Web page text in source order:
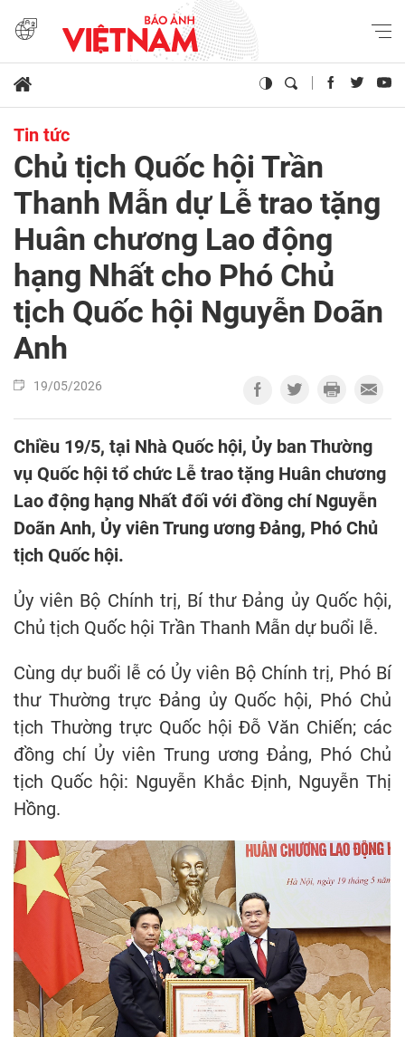
Tin tức
Chủ tịch Quốc hội Trần
Thanh Mẫn dự Lễ trao tặng
Huân chương Lao động
hạng Nhất cho Phó Chủ
tịch Quốc hội Nguyễn Doãn
Anh
19/05/2026
Chiều 19/5, tại Nhà Quốc hội, Ủy ban Thường
vụ Quốc hội tổ chức Lễ trao tặng Huân chương
Lao động hạng Nhất đối với đồng chí Nguyễn
Doãn Anh, Ủy viên Trung ương Đảng, Phó Chủ
tịch Quốc hội.
Ủy viên Bộ Chính trị, Bí thư Đảng ủy Quốc hội,
Chủ tịch Quốc hội Trần Thanh Mẫn dự buổi lễ.
Cùng dự buổi lễ có Ủy viên Bộ Chính trị, Phó Bí
thư Thường trực Đảng ủy Quốc hội, Phó Chủ
tịch Thường trực Quốc hội Đỗ Văn Chiến; các
đồng chí Ủy viên Trung ương Đảng, Phó Chủ
tịch Quốc hội: Nguyễn Khắc Định, Nguyễn Thị
Hồng.